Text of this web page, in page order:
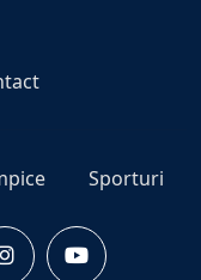
Sporturi